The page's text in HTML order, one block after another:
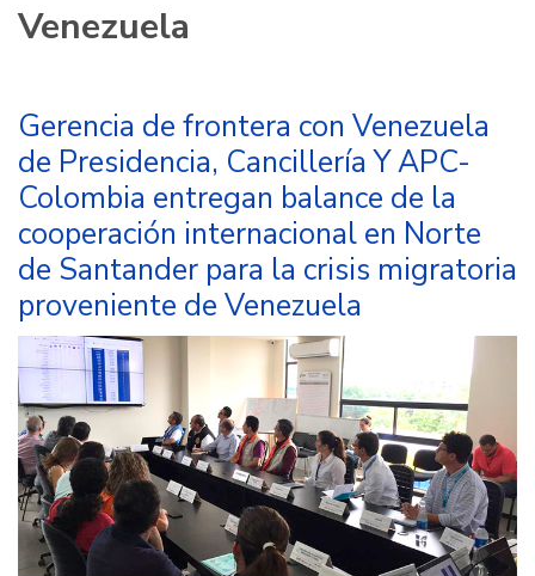
Venezuela
Gerencia de frontera con Venezuela
de Presidencia, Cancillería Y APC-
Colombia entregan balance de la
cooperación internacional en Norte
de Santander para la crisis migratoria
proveniente de Venezuela